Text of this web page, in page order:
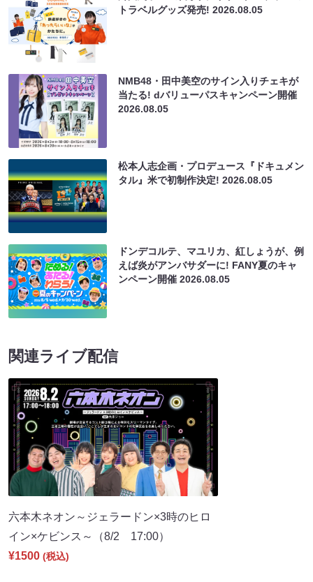
トラベルグッズ発売!2026.08.05
NMB48・田中美空のサイン入りチェキが
当たる! dバリューパスキャンペーン開催
2026.08.05
松本人志企画・プロデュース『ドキュメン
タル』米で初制作決定!2026.08.05
ドンデコルテ、マユリカ、紅しょうが、例
えば炎がアンバサダーに! FANY夏のキャ
ンペーン開催2026.08.05
関連ライブ配信
六本木ネオン～ジェラードン×3時のヒロ
イン×ケビンス～（8/2 17:00）
¥1500 (税込)